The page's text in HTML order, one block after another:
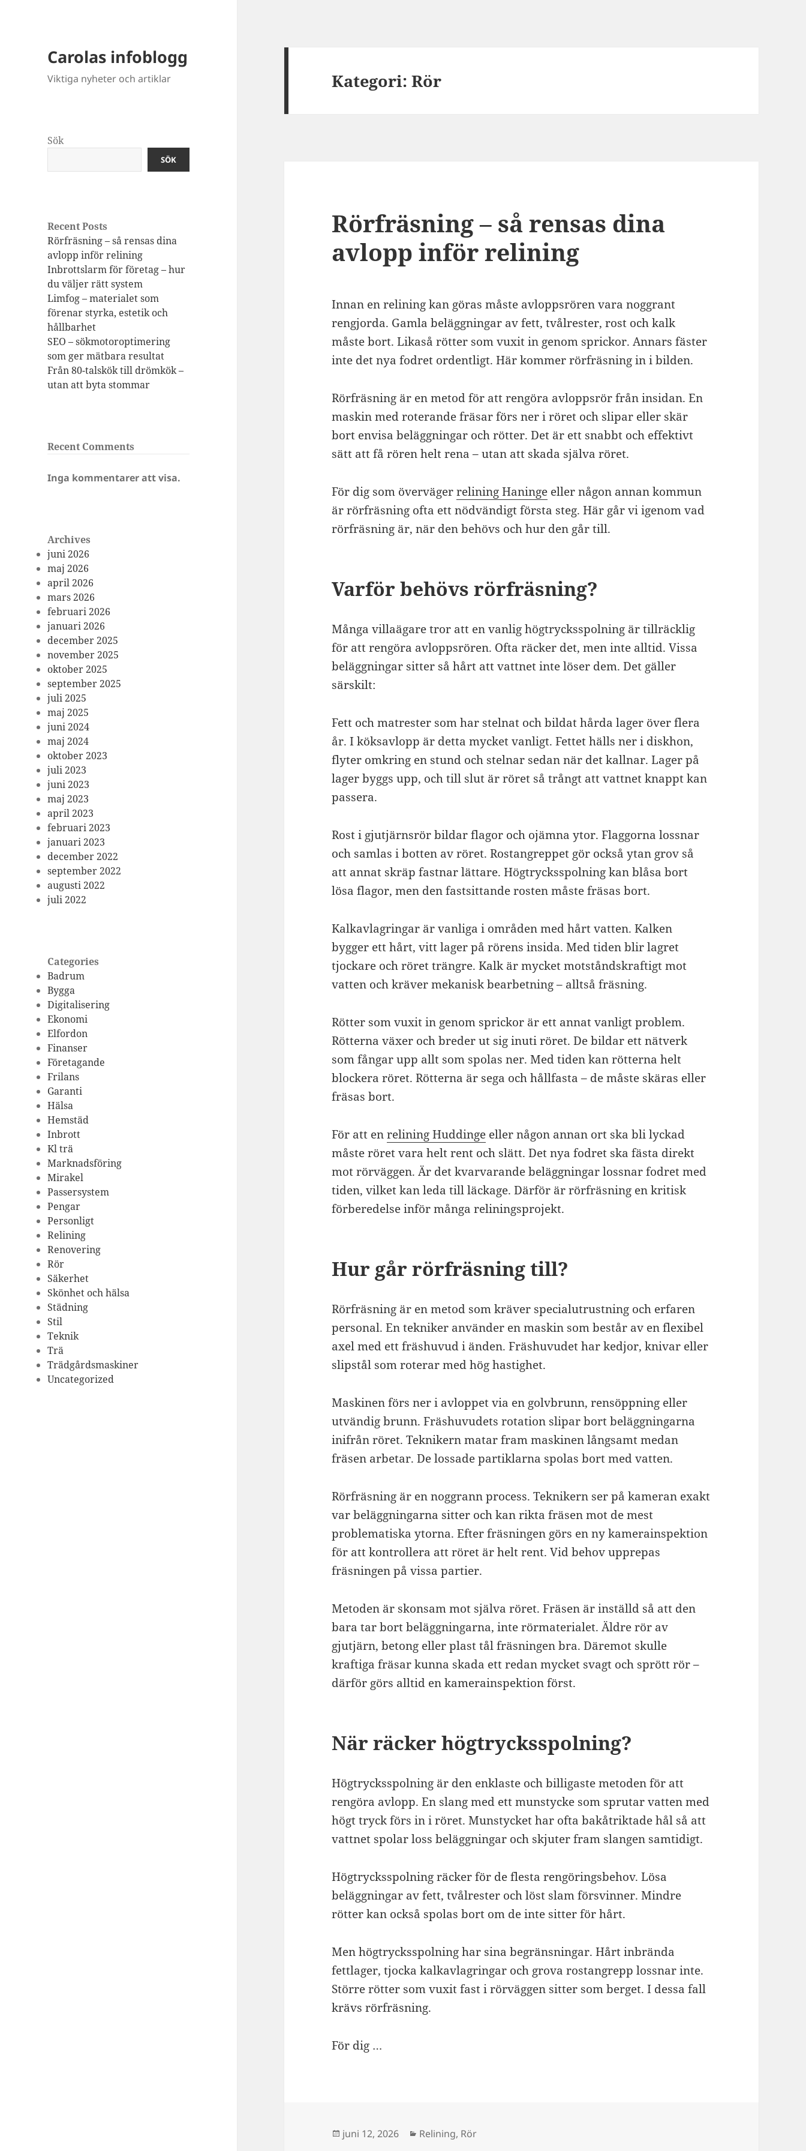
Carolas infoblogg
Viktiga nyheter och artiklar
Sök
SÖK
Recent Posts
Rörfräsning – så rensas dina
avlopp inför relining
Inbrottslarm för företag – hur
du väljer rätt system
Limfog – materialet som
förenar styrka, estetik och
hållbarhet
SEO – sökmotoroptimering
som ger mätbara resultat
Från 80-talskök till drömkök –
utan att byta stommar
Recent Comments
Inga kommentarer att visa.
Archives
juni 2026
maj 2026
april 2026
mars 2026
februari 2026
januari 2026
december 2025
november 2025
oktober 2025
september 2025
juli 2025
maj 2025
juni 2024
maj 2024
oktober 2023
juli 2023
juni 2023
maj 2023
april 2023
februari 2023
januari 2023
december 2022
september 2022
augusti 2022
juli 2022
Categories
Badrum
Bygga
Digitalisering
Ekonomi
Elfordon
Finanser
Företagande
Frilans
Garanti
Hälsa
Hemstäd
Inbrott
Kl trä
Marknadsföring
Mirakel
Passersystem
Pengar
Personligt
Relining
Renovering
Rör
Säkerhet
Skönhet och hälsa
Städning
Stil
Teknik
Trä
Trädgårdsmaskiner
Uncategorized
Kategori:Rör
Rörfräsning – så rensas dina
avlopp inför relining
Innan en relining kan göras måste avloppsrören vara noggrant
rengjorda. Gamla beläggningar av fett, tvålrester, rost och kalk
måste bort. Likaså rötter som vuxit in genom sprickor. Annars fäster
inte det nya fodret ordentligt. Här kommer rörfräsning in i bilden.
Rörfräsning är en metod för att rengöra avloppsrör från insidan. En
maskin med roterande fräsar förs ner i röret och slipar eller skär
bort envisa beläggningar och rötter. Det är ett snabbt och effektivt
sätt att få rören helt rena – utan att skada själva röret.
För dig som övervägerrelining Haninge eller någon annan kommun
är rörfräsning ofta ett nödvändigt första steg. Här går vi igenom vad
rörfräsning är, när den behövs och hur den går till.
Varför behövs rörfräsning?
Många villaägare tror att en vanlig högtrycksspolning är tillräcklig
för att rengöra avloppsrören. Ofta räcker det, men inte alltid. Vissa
beläggningar sitter så hårt att vattnet inte löser dem. Det gäller
särskilt:
Fett och matrester som har stelnat och bildat hårda lager över flera
år. I köksavlopp är detta mycket vanligt. Fettet hälls ner i diskhon,
flyter omkring en stund och stelnar sedan när det kallnar. Lager på
lager byggs upp, och till slut är röret så trångt att vattnet knappt kan
passera.
Rost i gjutjärnsrör bildar flagor och ojämna ytor. Flaggorna lossnar
och samlas i botten av röret. Rostangreppet gör också ytan grov så
att annat skräp fastnar lättare. Högtrycksspolning kan blåsa bort
lösa flagor, men den fastsittande rosten måste fräsas bort.
Kalkavlagringar är vanliga i områden med hårt vatten. Kalken
bygger ett hårt, vitt lager på rörens insida. Med tiden blir lagret
tjockare och röret trängre. Kalk är mycket motståndskraftigt mot
vatten och kräver mekanisk bearbetning – alltså fräsning.
Rötter som vuxit in genom sprickor är ett annat vanligt problem.
Rötterna växer och breder ut sig inuti röret. De bildar ett nätverk
som fångar upp allt som spolas ner. Med tiden kan rötterna helt
blockera röret. Rötterna är sega och hållfasta – de måste skäras eller
fräsas bort.
För att enrelining Huddinge eller någon annan ort ska bli lyckad
måste röret vara helt rent och slätt. Det nya fodret ska fästa direkt
mot rörväggen. Är det kvarvarande beläggningar lossnar fodret med
tiden, vilket kan leda till läckage. Därför är rörfräsning en kritisk
förberedelse inför många reliningsprojekt.
Hur går rörfräsning till?
Rörfräsning är en metod som kräver specialutrustning och erfaren
personal. En tekniker använder en maskin som består av en flexibel
axel med ett fräshuvud i änden. Fräshuvudet har kedjor, knivar eller
slipstål som roterar med hög hastighet.
Maskinen förs ner i avloppet via en golvbrunn, rensöppning eller
utvändig brunn. Fräshuvudets rotation slipar bort beläggningarna
inifrån röret. Teknikern matar fram maskinen långsamt medan
fräsen arbetar. De lossade partiklarna spolas bort med vatten.
Rörfräsning är en noggrann process. Teknikern ser på kameran exakt
var beläggningarna sitter och kan rikta fräsen mot de mest
problematiska ytorna. Efter fräsningen görs en ny kamerainspektion
för att kontrollera att röret är helt rent. Vid behov upprepas
fräsningen på vissa partier.
Metoden är skonsam mot själva röret. Fräsen är inställd så att den
bara tar bort beläggningarna, inte rörmaterialet. Äldre rör av
gjutjärn, betong eller plast tål fräsningen bra. Däremot skulle
kraftiga fräsar kunna skada ett redan mycket svagt och sprött rör –
därför görs alltid en kamerainspektion först.
När räcker högtrycksspolning?
Högtrycksspolning är den enklaste och billigaste metoden för att
rengöra avlopp. En slang med ett munstycke som sprutar vatten med
högt tryck förs in i röret. Munstycket har ofta bakåtriktade hål så att
vattnet spolar loss beläggningar och skjuter fram slangen samtidigt.
Högtrycksspolning räcker för de flesta rengöringsbehov. Lösa
beläggningar av fett, tvålrester och löst slam försvinner. Mindre
rötter kan också spolas bort om de inte sitter för hårt.
Men högtrycksspolning har sina begränsningar. Hårt inbrända
fettlager, tjocka kalkavlagringar och grova rostangrepp lossnar inte.
Större rötter som vuxit fast i rörväggen sitter som berget. I dessa fall
krävs rörfräsning.
För dig …
Postat
juni 12, 2026 Kategorier
Relining, Rör